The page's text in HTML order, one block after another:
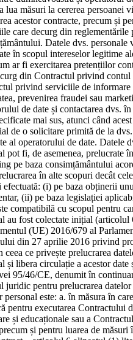
lua măsuri la cererea persoanei
acestor contracte, precum și
care decurg din reglementările
Datele dvs. personale
în scopul intereselor legitime
ar fi exercitarea pretențiilor
din Contractul privind contul
privind serviciile de informare
prevenirea fraudei sau
de date și contactarea dvs.
mai sus, atunci când
de o solicitare primită de la
al operatorului de date. Datele
pot fi, de asemenea, prelucrate
pe baza consimțământului
în alte scopuri decât
efectuată: (i) pe baza obținerii
(ii) pe baza legislației
compatibilă cu scopul pentru
au fost colectate inițial (articolul
(UE) 2016/679 al
din 27 aprilie 2016 privind
ceea ce privește prelucrarea
și libera circulație a acestor date
95/46/CE, denumit în
juridic pentru prelucrarea datelor
personal este: a. în măsura în
pentru executarea Contractului
și educaționale sau a
și pentru luarea de măsuri